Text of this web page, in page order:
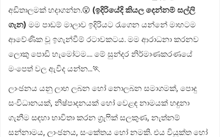
අඩිතාලමක් හදාගන්න.😮 (ඉදිරියේදි කියල දෙන්නම් සල්ලි
ගැන) මම පාඩම් මාලාව ඉදිරියට රැගෙන යන්නේ මාහටම
ආවේණික වූ ඉගැන්වීම් රටාවකටය. මම ආරාධනා කරනව
ලොකු පොඩි හැමෝටම.... මේ සුන්දර නිර්මාණකරණයේ
මංපෙත් වල ඇවිද යන්න...🏃
ලාංඡනය යනු ලාභ ලබන හෝ නොලබන සමාගමක්, පොදු
සංවිධානයක්, නිෂ්පාදනයක් හෝ වෙළඳ නාමයක් හඳුනා
ගැනීම සඳහා භාවිතා කරන ග්‍රැෆික් සලකුණ, නැත්නම්
සන්නාමය, ලාංඡනය, සංකේතය හෝ නමකි. එය වියුක්ත හෝ